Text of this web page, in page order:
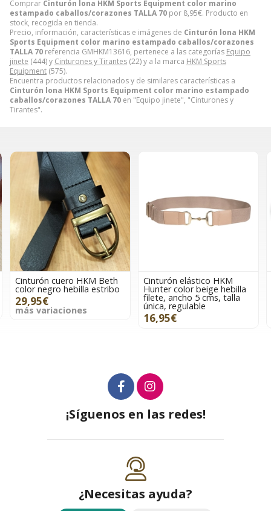
Comprar Cinturón lona HKM Sports Equipment color marino
estampado caballos/corazones TALLA 70 por 8,95€. Producto en
stock, recogida en tienda.
Precio, información, características e imágenes de Cinturón lona HKM
Sports Equipment color marino estampado caballos/corazones
TALLA 70 referencia GMHKM13616, pertenece a las categorías Equipo
jinete (444) y Cinturones y Tirantes (22) y a la marca HKM Sports
Equipment (575).
Encuentra productos relacionados y de similares características a
Cinturón lona HKM Sports Equipment color marino estampado
caballos/corazones TALLA 70 en "Equipo jinete", "Cinturones y
Tirantes".
Cinturón elástico HKM
Hunter color beige hebilla
filete, ancho 5 cms, talla
única, regulable
16,95€
Cinturón elástico HKM
Rosegold Glamour color
marrón/rosegold
14,95€
más variaciones
¡Síguenos en las redes!
¿Necesitas ayuda?